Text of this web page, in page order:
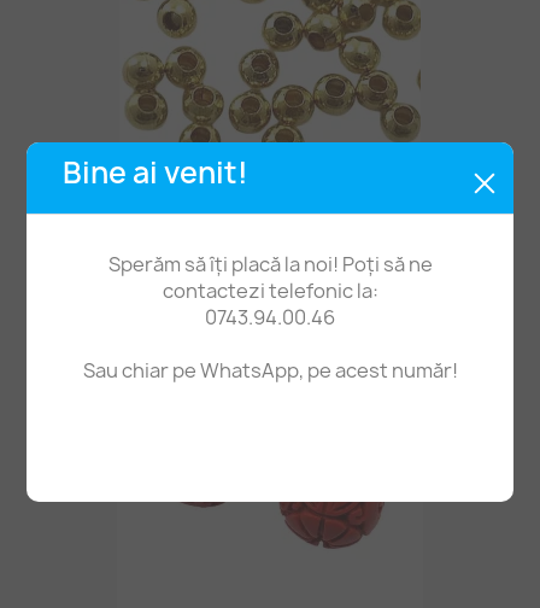
Bine ai venit!
Sperăm să îți placă la noi! Poți să ne
contactezi telefonic la:
0743.94.00.46
Sau chiar pe WhatsApp, pe acest număr!